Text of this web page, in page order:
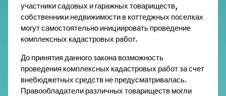
участники садовых и гаражных товариществ,
собственники недвижимости в коттеджных поселках
могут самостоятельно инициировать проведение
комплексных кадастровых работ.
До принятия данногозаконавозможность
проведения комплексных кадастровых работ за счет
внебюджетных средств не предусматривалась.
Правообладатели различных товариществ могли